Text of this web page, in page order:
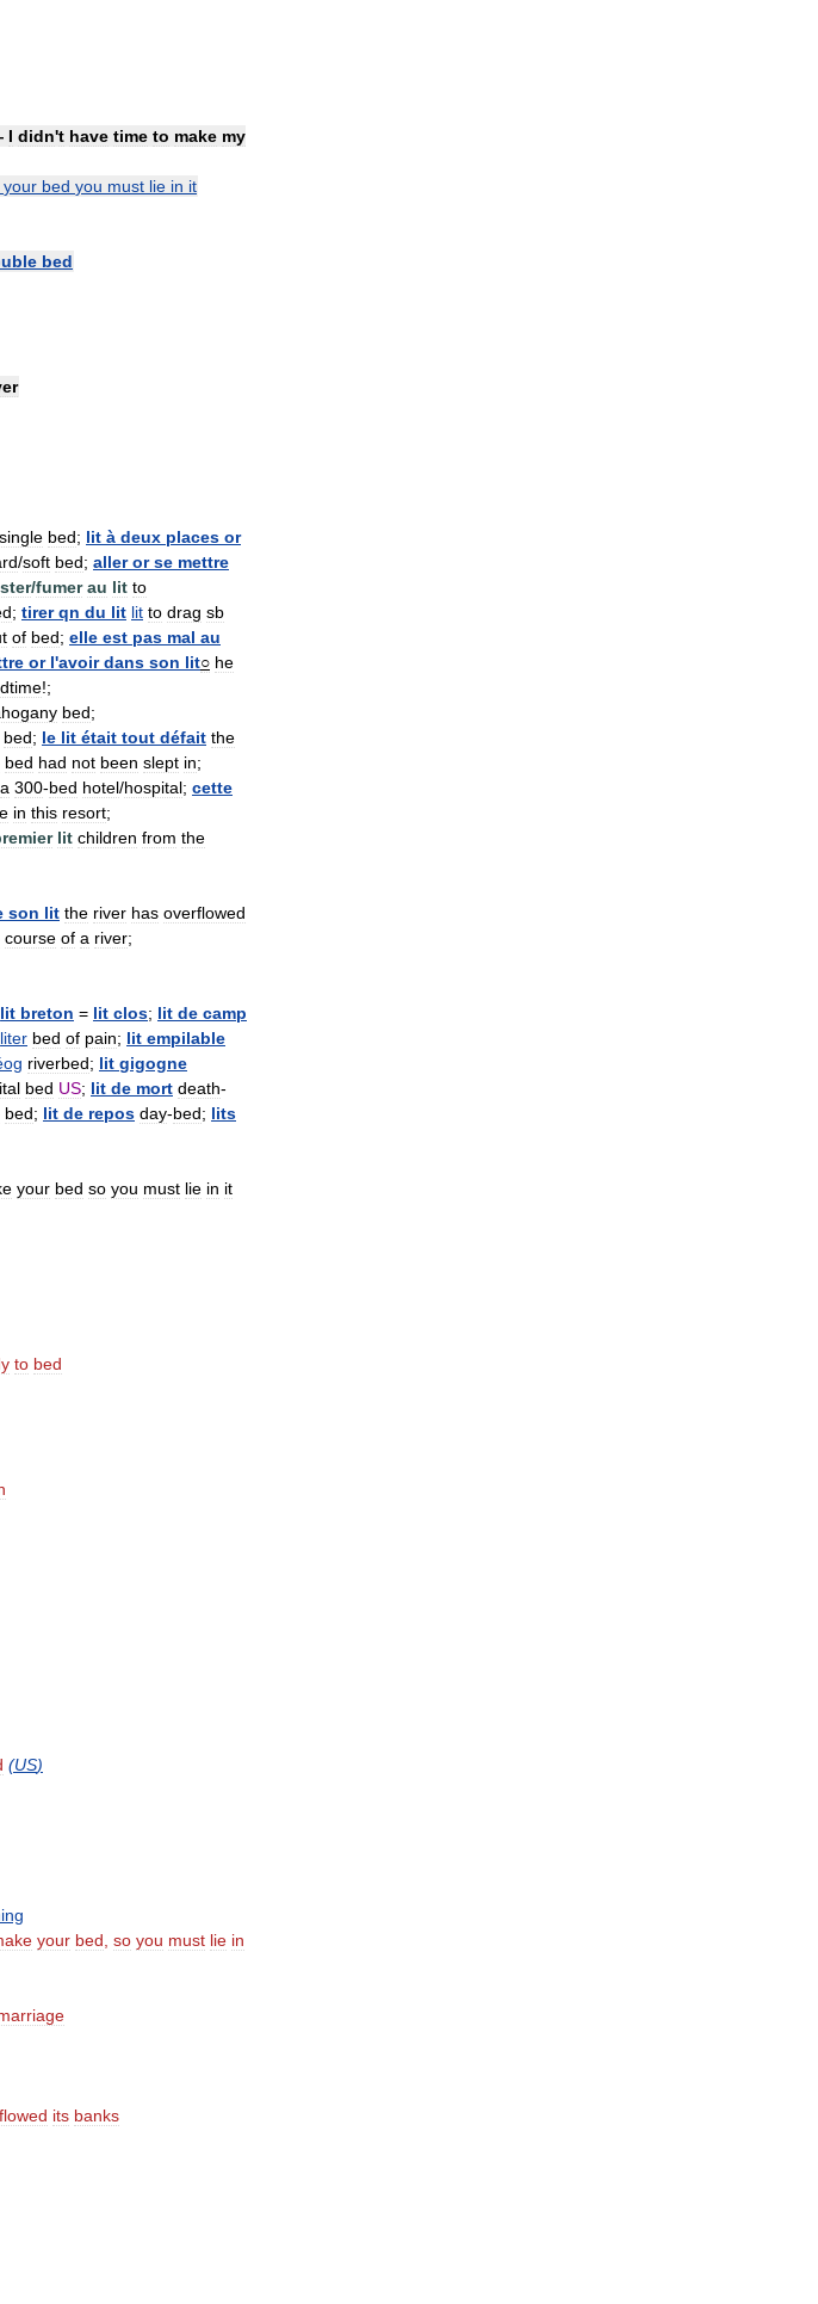
I didn't have time to make my
your bed you must lie in it
bed
single bed; lit à deux places or
/soft bed; aller or se mettre
/fumer au lit to
; tirer qn du lit lit to drag sb
of bed; elle est pas mal au
or l'avoir dans son lit○ he
!;
bed;
bed; le lit était tout défait the
bed had not been slept in;
a 300-bed hotel/hospital; cette
in this resort;
lit children from the
son lit the river has overflowed
course of a river;
lit breton = lit clos; lit de camp
liter bed of pain; lit empilable
riverbed; lit gigogne
bed US; lit de mort death-
bed; lit de repos day-bed; lits
your bed so you must lie in it
to bed
(US)
your bed so you must lie in
its banks